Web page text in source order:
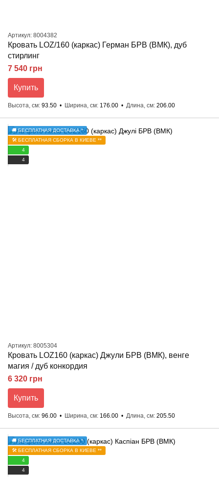
Артикул: 8004382
Кровать LOZ/160 (каркас) Герман БРВ (ВМК), дуб
стирлинг
7 540 грн
Купить
Высота, см 93.50 Ширина, см 176.00 Длина, см 206.00
🚚 БЕСПЛАТНАЯ ДОСТАВКА *
🛠️ БЕСПЛАТНАЯ СБОРКА В КИЕВЕ **
4
4
Артикул: 8005304
Кровать LOZ160 (каркас) Джули БРВ (ВМК), венге
магия / дуб конкордия
6 320 грн
Купить
Высота, см 96.00 Ширина, см 166.00 Длина, см 205.50
🚚 БЕСПЛАТНАЯ ДОСТАВКА *
🛠️ БЕСПЛАТНАЯ СБОРКА В КИЕВЕ **
4
4